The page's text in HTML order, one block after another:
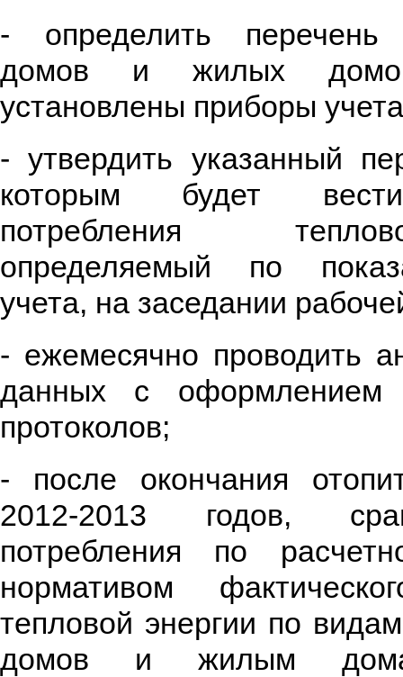
- определить перечень
домов и жилых
установлены приборы
- утвердить указанный
которым будет
потребления
определяемый по
учета, на заседании
- ежемесячно проводить
данных с оформлением
протоколов;
- после окончания
2012-2013 годов,
потребления по
нормативом
тепловой энергии по
домов и жилым